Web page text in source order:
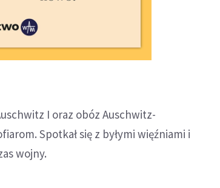
I oraz obóz Auschwitz-
Spotkał się z byłymi więźniami i
wojny.